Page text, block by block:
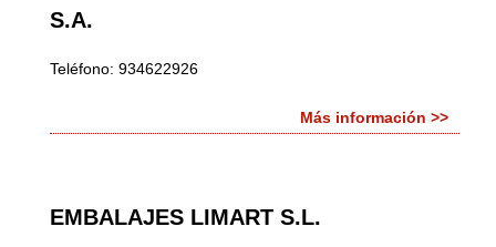
S.A.
Teléfono: 934622926
Más información >>
EMBALAJES LIMART S.L.